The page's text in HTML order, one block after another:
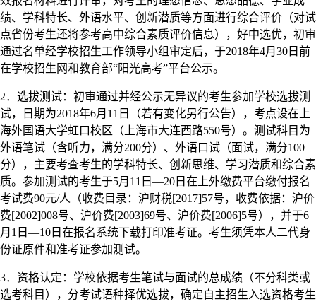
绩、学科特长、外语水平、创新潜质等方面进行综合评价（对试
点省份考生还将参考高中综合素质评价信息），好中选优，初审
通过名单经学校招生工作领导小组审定后，于2018年4月30日前
在学校招生网和教育部“阳光高考”平台公示。
2．选拔测试：初审通过并经公示无异议的考生参加学校选拔测
试，日期为2018年6月11日（若有变化另行公告），考点设在上
海外国语大学虹口校区（上海市大连西路550号）。测试科目为
外语笔试（含听力，满分200分）、外语口试（面试，满分100
分），主要考查考生的学科特长、创新思维、学习潜质和综合素
质。参加测试的考生于5月11日—20日在上外缴费平台缴付报名
考试费90元/人（收费目录：沪财税[2017]57号，收费依据：沪价
费[2002]008号、沪价费[2003]69号、沪价费[2006]5号），并于6
月1日—10日在报名系统下载打印准考证。考生须凭本人二代身
份证原件和准考证参加测试。
3．资格认定：学校依据考生笔试与面试的总成绩（不分科类或
选考科目），分考试语种择优选拔，确定自主招生入选资格考生